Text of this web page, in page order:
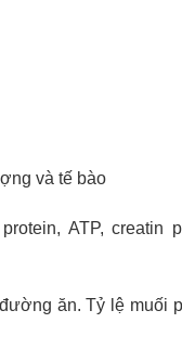
và tế bào
ATP, creatin
ăn. Tỷ lệ muối